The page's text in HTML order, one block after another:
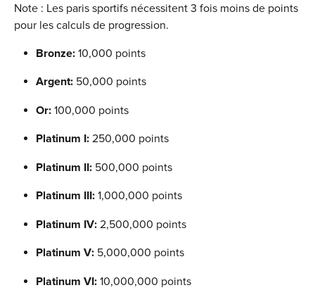
Note : Les paris sportifs nécessitent 3 fois moins de points
pour les calculs de progression.
Bronze: 10,000 points
Argent: 50,000 points
Or: 100,000 points
Platinum I: 250,000 points
Platinum II: 500,000 points
Platinum III: 1,000,000 points
Platinum IV: 2,500,000 points
Platinum V: 5,000,000 points
Platinum VI: 10,000,000 points